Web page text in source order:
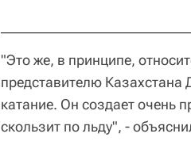
"Это же, в принципе,
представителю Казахстана
катание. Он создает очень
скользит по льду", -